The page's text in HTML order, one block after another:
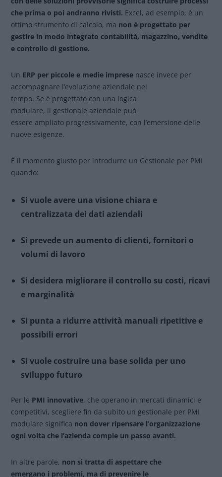
che prima o poi andranno rivisti. Excel, ad esempio, è un
ottimo strumento di calcolo, ma non è progettato per
gestire in modo integrato contabilità, magazzino, vendite
e controllo di gestione.
Un ERP per piccole e medie imprese nasce invece per
accompagnare l’evoluzione aziendale nel
tempo. Se è progettato con una logica
modulare, il gestionale aziendale può
essere ampliato progressivamente, con l’emersione delle
nuove esigenze.
È il momento giusto per introdurre un Gestionale per PMI
quando:
Si vuole avere una visione chiara e
centralizzata dei dati aziendali
Si prevede un aumento di clienti, fornitori o
volumi di lavoro
Si desidera migliorare il controllo su costi, ricavi
e marginalità
Si punta a ridurre attività manuali ripetitive e
possibili errori
Si vuole costruire una base solida per uno
sviluppo futuro
Per le PMI innovative, che operano in mercati dinamici e
competitivi, scegliere fin da subito un gestionale per PMI
modulare significa non dover ripensare l’organizzazione
ogni volta che l’azienda compie un passo avanti.
In altre parole, non si tratta di aspettare che
emergano i problemi, ma di prevenire le